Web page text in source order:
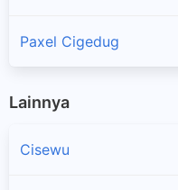
Paxel Cigedug
Lainnya
Cisewu